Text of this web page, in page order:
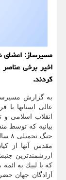
مسیرساز: اعضای
اخیر برخی
كردند.
به گزارش
عالی استانها
انقلاب اسلامی و
بیانیه كه توسط
مقدس آنها از
ارزشمندترین
كه با لبیك به
آزادگان جهان